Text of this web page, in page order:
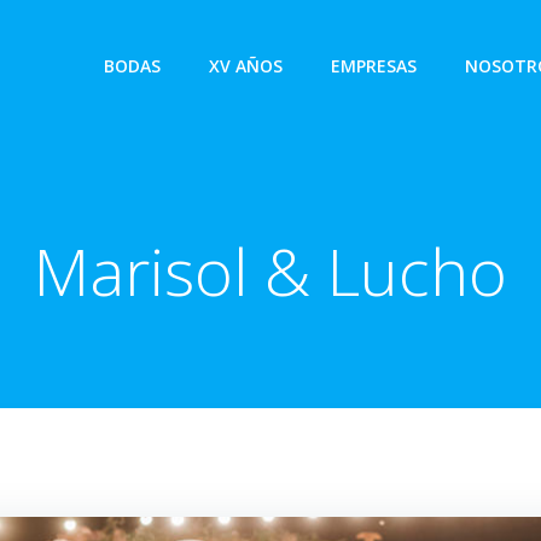
BODAS XV AÑOS EMPRESAS
Marisol & Lucho